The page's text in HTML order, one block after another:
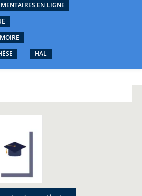
EN LIGNE
HAL